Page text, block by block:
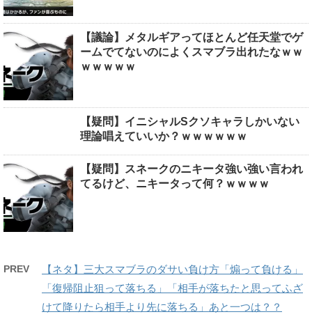
【議論】メタルギアってほとんど任天堂でゲ
ームでてないのによくスマブラ出れたなｗｗ
ｗｗｗｗｗ
【疑問】イニシャルSクソキャラしかいない
理論唱えていいか？ｗｗｗｗｗｗ
【疑問】スネークのニキータ強い強い言われ
てるけど、ニキータって何？ｗｗｗｗ
PREV
【ネタ】三大スマブラのダサい負け方「煽って負ける」
「復帰阻止狙って落ちる」「相手が落ちたと思ってふざ
けて降りたら相手より先に落ちる」あと一つは？？